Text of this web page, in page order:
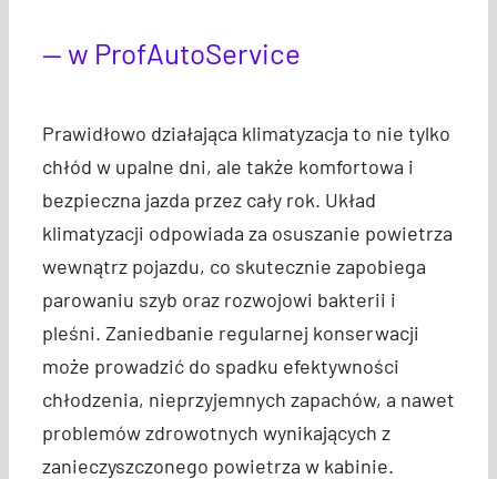
— w ProfAutoService
Prawidłowo działająca klimatyzacja to nie tylko
chłód w upalne dni, ale także komfortowa i
bezpieczna jazda przez cały rok. Układ
klimatyzacji odpowiada za osuszanie powietrza
wewnątrz pojazdu, co skutecznie zapobiega
parowaniu szyb oraz rozwojowi bakterii i
pleśni. Zaniedbanie regularnej konserwacji
może prowadzić do spadku efektywności
chłodzenia, nieprzyjemnych zapachów, a nawet
problemów zdrowotnych wynikających z
zanieczyszczonego powietrza w kabinie.